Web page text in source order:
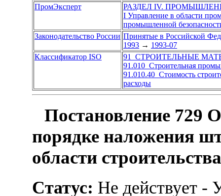
ПромЭксперт
РАЗДЕЛ IV.
I Управление в области
промышленной
Законодательство России Принятые в Российской
1993 → 1993-07
Классификатор ISO
91 СТРОИТЕЛЬНЫЕ
91.010 Строительная
91.010.40 Стоимость
расходы
Постановление 729
порядке наложения
области строительства
Статус: Не действует -